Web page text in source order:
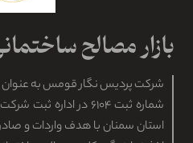
شرکت پردیس نگار قومس به
شماره ثبت ۶۱۰۴ در
استان سمنان با هدف واردات و